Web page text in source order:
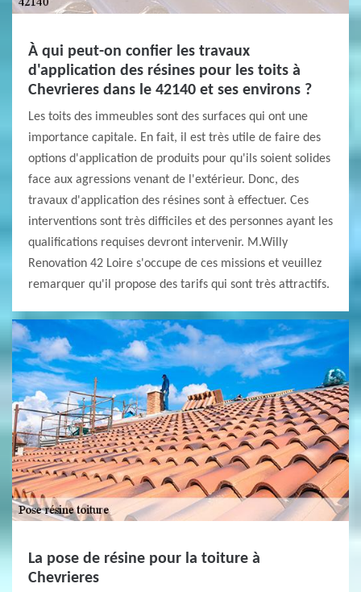
À qui peut-on confier les travaux
d'application des résines pour les toits à
Chevrieres dans le 42140 et ses environs ?
Les toits des immeubles sont des surfaces qui ont une
importance capitale. En fait, il est très utile de faire des
options d'application de produits pour qu'ils soient solides
face aux agressions venant de l'extérieur. Donc, des
travaux d'application des résines sont à effectuer. Ces
interventions sont très difficiles et des personnes ayant les
qualifications requises devront intervenir. M.Willy
Renovation 42 Loire s'occupe de ces missions et veuillez
remarquer qu'il propose des tarifs qui sont très attractifs.
La pose de résine pour la toiture à
Chevrieres